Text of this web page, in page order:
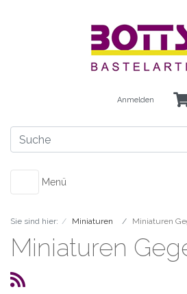
Anmelden
Menü
Sie sind hier: Miniaturen Miniaturen
Miniaturen